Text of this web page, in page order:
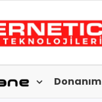
Donanım